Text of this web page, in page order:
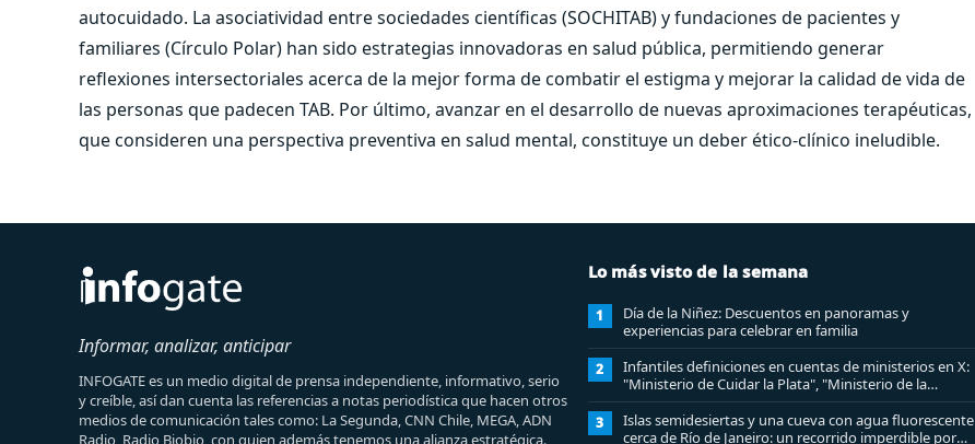
autocuidado. La asociatividad entre sociedades científicas (SOCHITAB) y fundaciones de pacientes y
familiares (Círculo Polar) han sido estrategias innovadoras en salud pública, permitiendo generar
reflexiones intersectoriales acerca de la mejor forma de combatir el estigma y mejorar la calidad de vida de
las personas que padecen TAB. Por último, avanzar en el desarrollo de nuevas aproximaciones terapéuticas,
que consideren una perspectiva preventiva en salud mental, constituye un deber ético-clínico ineludible.
Informar, analizar, anticipar
INFOGATE es un medio digital de prensa independiente, informativo, serio
y creíble, así dan cuenta las referencias a notas periodística que hacen otros
medios de comunicación tales como: La Segunda, CNN Chile, MEGA, ADN
Radio, Radio Biobio, con quien además tenemos una alianza estratégica.
Lo más visto de la semana
1
Día de la Niñez: Descuentos en panoramas y
experiencias para celebrar en familia
2
Infantiles definiciones en cuentas de ministerios en X:
"Ministerio de Cuidar la Plata", "Ministerio de la
amistad..."
3
Islas semidesiertas y una cueva con agua fluorescente
cerca de Río de Janeiro: un recorrido imperdible por